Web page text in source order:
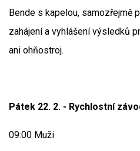
Bende s kapelou, samozřejmě
zahájení a vyhlášení výsledků
ani ohňostroj.
Pátek 22. 2. - Rychlostní
09:00 Muži